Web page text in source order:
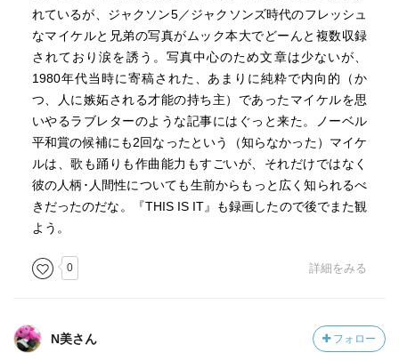
れているが、ジャクソン5／ジャクソンズ時代のフレッシュ
なマイケルと兄弟の写真がムック本大でどーんと複数収録
されており涙を誘う。写真中心のため文章は少ないが、
1980年代当時に寄稿された、あまりに純粋で内向的（か
つ、人に嫉妬される才能の持ち主）であったマイケルを思
いやるラブレターのような記事にはぐっと来た。ノーベル
平和賞の候補にも2回なったという（知らなかった）マイケ
ルは、歌も踊りも作曲能力もすごいが、それだけではなく
彼の人柄･人間性についても生前からもっと広く知られるべ
きだったのだな。『THIS IS IT』も録画したので後でまた観
よう。
0 詳細をみる
N美さん フォロー